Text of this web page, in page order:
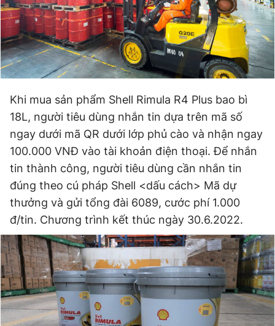
Khi mua sản phẩm Shell Rimula R4 Plus bao bì
18L, người tiêu dùng nhắn tin dựa trên mã số
ngay dưới mã QR dưới lớp phủ cào và nhận ngay
100.000 VNĐ vào tài khoản điện thoại. Để nhắn
tin thành công, người tiêu dùng cần nhắn tin
đúng theo cú pháp Shell <dấu cách> Mã dự
thưởng và gửi tổng đài 6089, cước phí 1.000
đ/tin. Chương trình kết thúc ngày 30.6.2022.